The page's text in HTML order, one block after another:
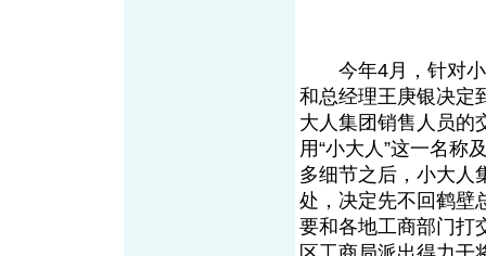
今年4月，针对小
和总经理王庚银决定
大人集团销售人员的
用“小大人”这一名称
多细节之后，小大人
处，决定先不回鹤壁
要和各地工商部门打